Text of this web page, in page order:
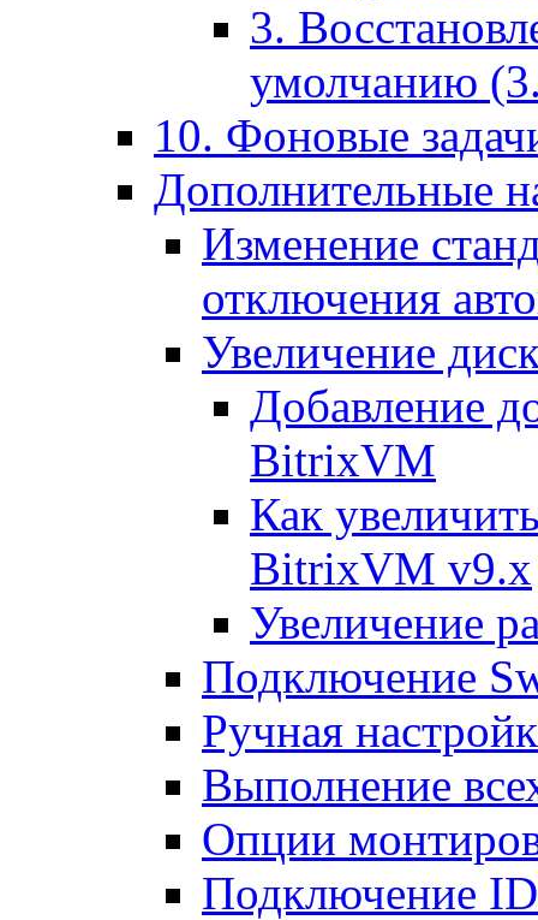
3.
умолчанию
10. Фоновые
Дополнительные
Изменение
отключения
Увеличение
Добавление
BitrixVM
Как
BitrixVM v9.x
Увеличение
Подключение
Ручная
Выполнение
Опции
Подключение